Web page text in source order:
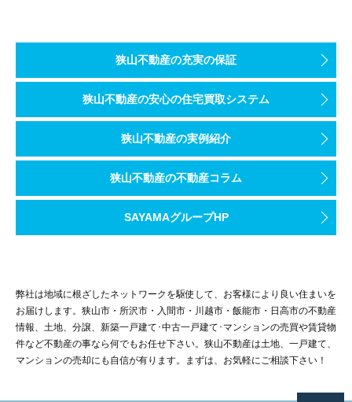
狭山不動産の充実の保証
狭山不動産の安心の住宅買取システム
狭山不動産の実例紹介
狭山不動産の不動産コラム
SAYAMAグループHP
弊社は地域に根ざしたネットワークを駆使して、お客様により良い住まいを
お届けします。狭山市・所沢市・入間市・川越市・飯能市・日高市の不動産
情報、土地、分譲、新築一戸建て･中古一戸建て･マンションの売買や賃貸物
件など不動産の事なら何でもお任せ下さい。狭山不動産は土地、一戸建て、
マンションの売却にも自信が有ります。まずは、お気軽にご相談下さい！